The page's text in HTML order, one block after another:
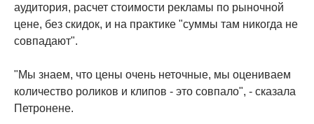
аудитория, расчет стоимости рекламы по рыночной
цене, без скидок, и на практике "суммы там никогда не
совпадают".
"Мы знаем, что цены очень неточные, мы оцениваем
количество роликов и клипов - это совпало", - сказала
Петронене.